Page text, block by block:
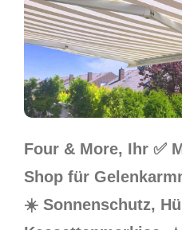
Four & More, Ihr ✅
Shop für
☀️ Sonnenschutz,